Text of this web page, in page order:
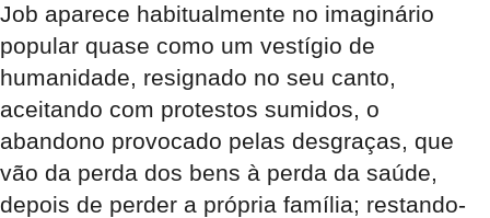
Job aparece habitualmente no imaginário
popular quase como um vestígio de
humanidade, resignado no seu canto,
aceitando com protestos sumidos, o
abandono provocado pelas desgraças, que
vão da perda dos bens à perda da saúde,
depois de perder a própria família; restando-